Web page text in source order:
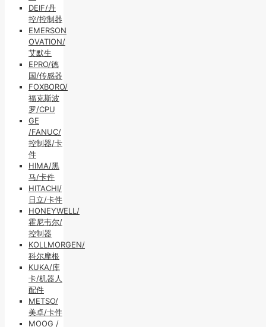
DEIF/丹
控/控制器
EMERSON
OVATION/
艾默生
EPRO/德
国/传感器
FOXBORO/
福克斯波
罗/CPU
GE
/FANUC/
控制器/卡
件
HIMA/黑
马/卡件
HITACHI/
日立/卡件
HONEYWELL/
霍尼韦尔/
控制器
KOLLMORGEN/
科尔摩根
KUKA/库
卡/机器人
配件
METSO/
美卓/卡件
MOOG /